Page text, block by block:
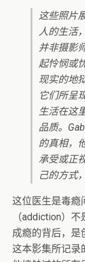
这些照片
人的生活
并非摄影
起怜悯或
现实的地
它们所呈
生活在这
品质。
的真相，
承受或正
己的方式
这位医生是毒瘾
（addiction）
成瘾的背后，是
这本影集所记录